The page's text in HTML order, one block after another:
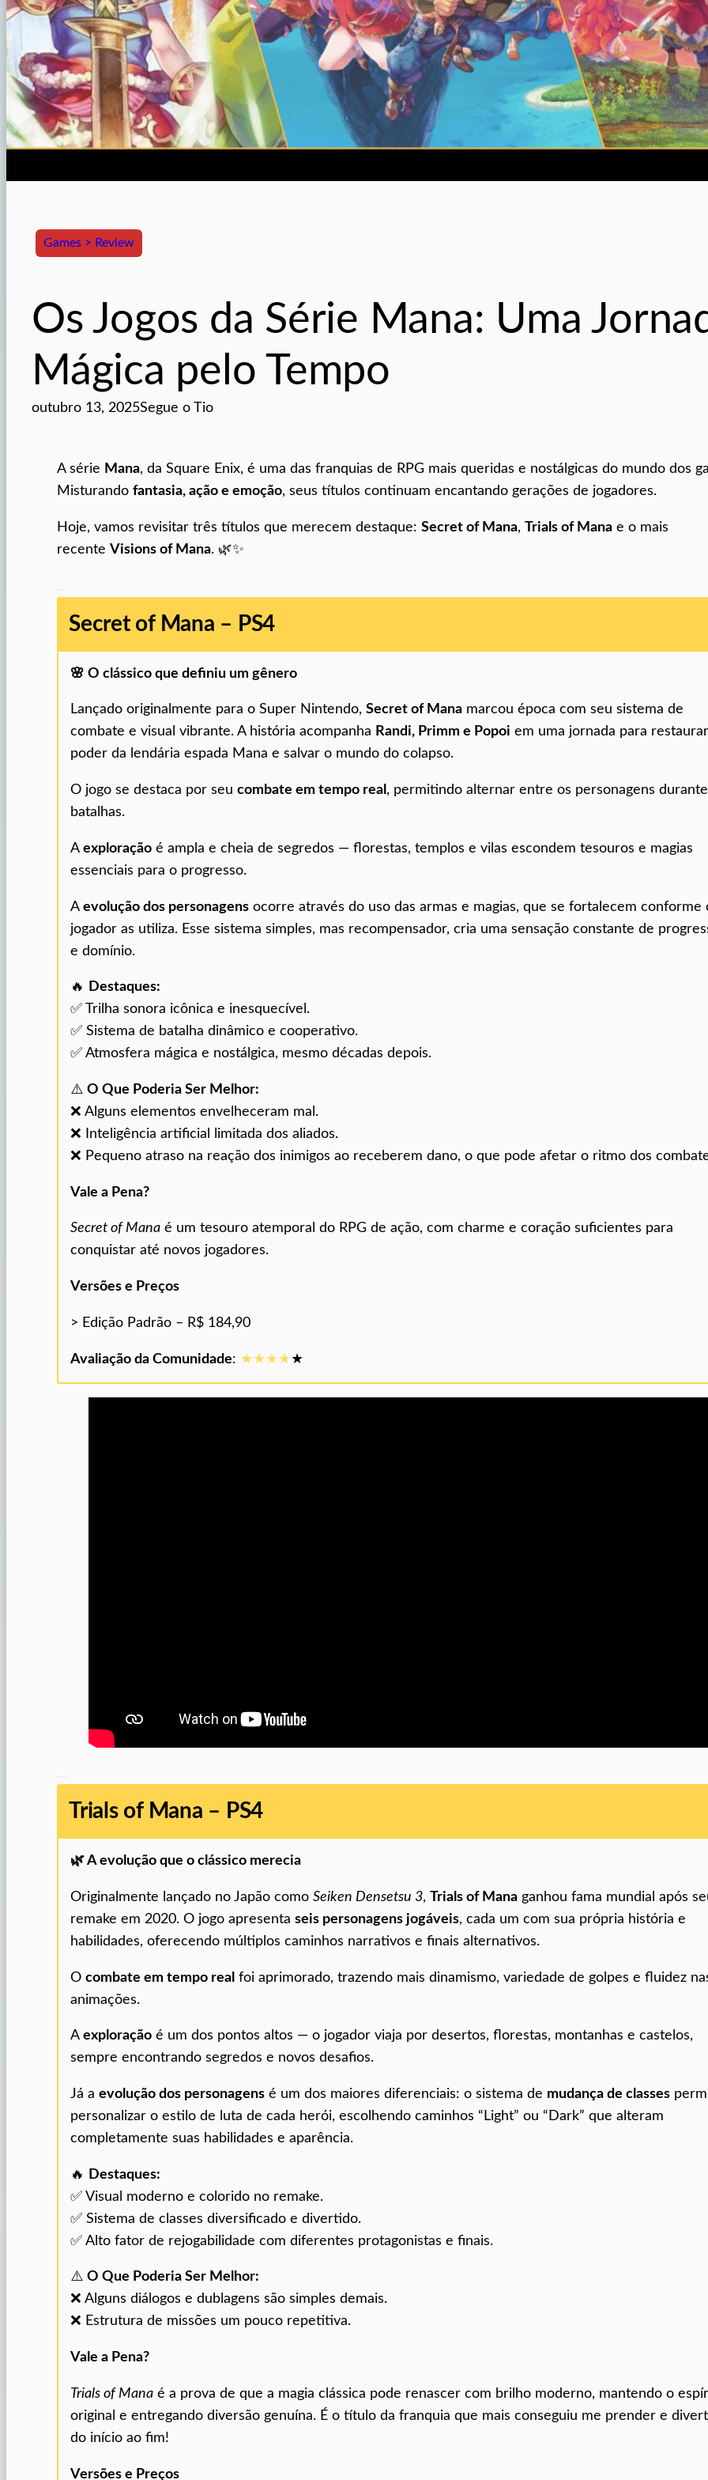
Games > Review
Os Jogos da Série Mana: Uma
Mágica pelo Tempo
outubro 13, 2025Segue o Tio
A série Mana, da Square Enix, é uma das franquias de RPG mais queridas e nostálgicas do mundo dos
Misturando fantasia, ação e emoção, seus títulos continuam encantando gerações de jogadores.
Hoje, vamos revisitar três títulos que merecem destaque: Secret of Mana, Trials of Mana e o mais
recente Visions of Mana. 🌿✨
Secret of Mana – PS4
🌸 O clássico que definiu um gênero
Lançado originalmente para o Super Nintendo, Secret of Mana marcou época com seu sistema de
combate e visual vibrante. A história acompanha Randi, Primm e Popoi em uma jornada para
poder da lendária espada Mana e salvar o mundo do colapso.
O jogo se destaca por seu combate em tempo real , permitindo alternar entre os personagens
batalhas.
A exploração é ampla e cheia de segredos — florestas, templos e vilas escondem tesouros e magias
essenciais para o progresso.
A evolução dos personagens ocorre através do uso das armas e magias, que se fortalecem conforme
jogador as utiliza. Esse sistema simples, mas recompensador, cria uma sensação constante de
e domínio.
🔥
Destaques:
✅ Trilha sonora icônica e inesquecível.
✅ Sistema de batalha dinâmico e cooperativo.
✅ Atmosfera mágica e nostálgica, mesmo décadas depois.
⚠️ O Que Poderia Ser Melhor:
❌ Alguns elementos envelheceram mal.
❌ Inteligência artificial limitada dos aliados.
❌ Pequeno atraso na reação dos inimigos ao receberem dano, o que pode afetar o ritmo dos
Vale a Pena?
Secret of Mana é um tesouro atemporal do RPG de ação, com charme e coração suficientes para
conquistar até novos jogadores.
Versões e Preços
> Edição Padrão – R$ 184,90
Avaliação da Comunidade: ★★★★★
Trials of Mana – PS4
🌿A evolução que o clássico merecia
Originalmente lançado no Japão como Seiken Densetsu 3, Trials of Mana ganhou fama mundial após
remake em 2020. O jogo apresenta seis personagens jogáveis, cada um com sua própria história e
habilidades, oferecendo múltiplos caminhos narrativos e finais alternativos.
O combate em tempo real foi aprimorado, trazendo mais dinamismo, variedade de golpes e fluidez
animações.
A exploração é um dos pontos altos — o jogador viaja por desertos, florestas, montanhas e castelos,
sempre encontrando segredos e novos desafios.
Já a evolução dos personagens é um dos maiores diferenciais: o sistema de mudança de classes
personalizar o estilo de luta de cada herói, escolhendo caminhos “Light” ou “Dark” que alteram
completamente suas habilidades e aparência.
🔥
Destaques:
✅ Visual moderno e colorido no remake.
✅ Sistema de classes diversificado e divertido.
✅ Alto fator de rejogabilidade com diferentes protagonistas e finais.
⚠️ O Que Poderia Ser Melhor:
❌ Alguns diálogos e dublagens são simples demais.
❌ Estrutura de missões um pouco repetitiva.
Vale a Pena?
Trials of Mana é a prova de que a magia clássica pode renascer com brilho moderno, mantendo o
original e entregando diversão genuína. É o título da franquia que mais conseguiu me prender e
do início ao fim!
Versões e Preços